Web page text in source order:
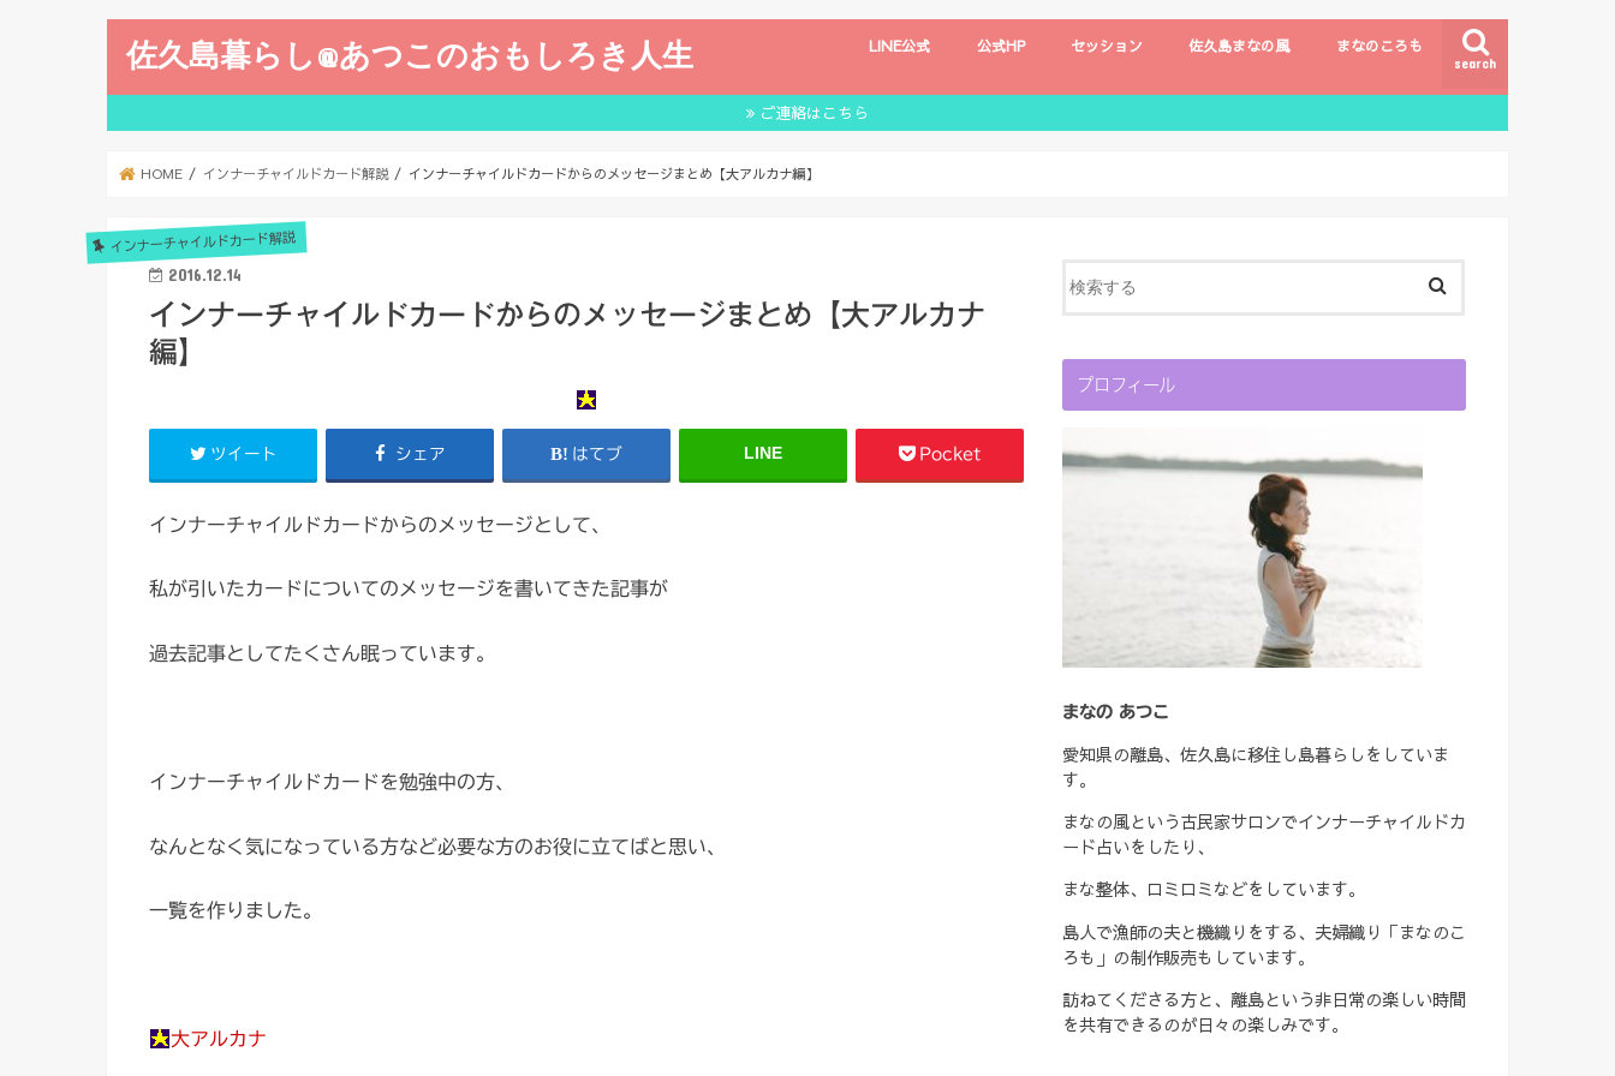
佐久島暮らし@あつこのおもしろき人生 search
LINE公式 公式HP セッション 佐久島まなの風 まなのころも
ご連絡はこちら
HOME インナーチャイルドカード解説 インナーチャイルドカードからのメッセージまとめ【大アルカナ編】
インナーチャイルドカード解説
2016.12.14
インナーチャイルドカードからのメッセージまとめ【大アルカナ
編】
ツイート シェア はてブ LINE Pocket
インナーチャイルドカードからのメッセージとして、
私が引いたカードについてのメッセージを書いてきた記事が
過去記事としてたくさん眠っています。
インナーチャイルドカードを勉強中の方、
なんとなく気になっている方など必要な方のお役に立てばと思い、
一覧を作りました。
大アルカナ
プロフィール
まなの あつこ
愛知県の離島、佐久島に移住し島暮らしをしていま
す。
まなの風という古民家サロンでインナーチャイルドカ
ード占いをしたり、
まな整体、ロミロミなどをしています。
島人で漁師の夫と機織りをする、夫婦織り「まなのこ
ろも」の制作販売もしています。
訪ねてくださる方と、離島という非日常の楽しい時間
を共有できるのが日々の楽しみです。